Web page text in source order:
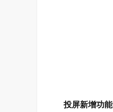
投屏新增功能